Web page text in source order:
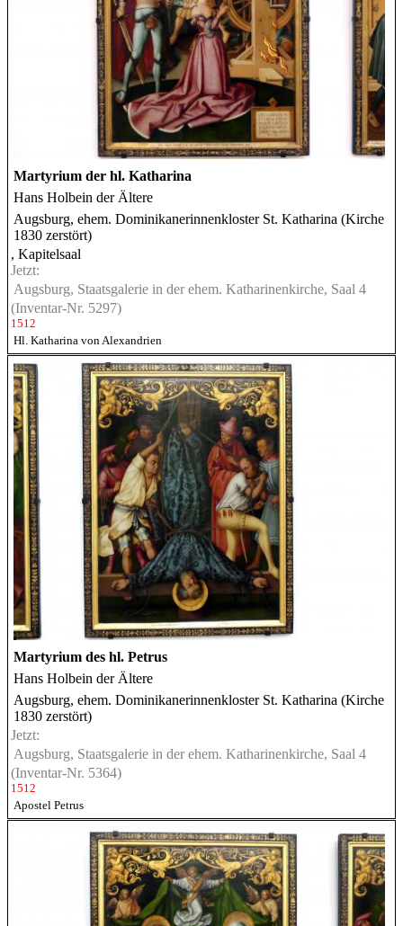
Martyrium der hl. Katharina
Hans Holbein der Ältere
Augsburg, ehem. Dominikanerinnenkloster St. Katharina (Kirche
1830 zerstört)
, Kapitelsaal
Jetzt:
Augsburg, Staatsgalerie in der ehem. Katharinenkirche, Saal 4
(Inventar-Nr. 5297)
1512
Hl. Katharina von Alexandrien
Martyrium des hl. Petrus
Hans Holbein der Ältere
Augsburg, ehem. Dominikanerinnenkloster St. Katharina (Kirche
1830 zerstört)
Jetzt:
Augsburg, Staatsgalerie in der ehem. Katharinenkirche, Saal 4
(Inventar-Nr. 5364)
1512
Apostel Petrus